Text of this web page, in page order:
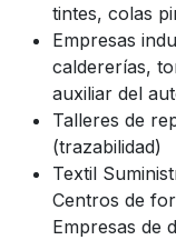
tintes, colas
Empresas
caldererías,
auxiliar del
Talleres de
(trazabilidad)
Textil
Centros de
Empresas de